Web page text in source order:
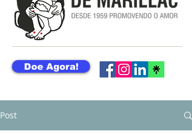
Doe Agora!
Post